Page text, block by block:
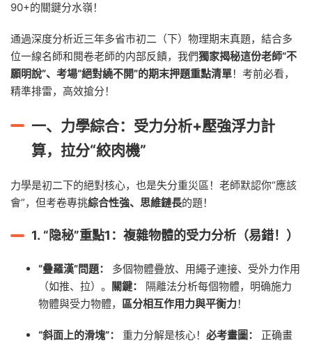
90+的關鍵分水嶺！
通過深度分析近三年多省市初二（下）物理期末真題，結合多
位一線名師和閱卷老師的内部反饋，我們獨家揭秘這份老師“不
願明說”、考場“絕對繞不開”的期末押題重點清單！考前必看，
精準排雷，高效搶分！
一、力學綜合：受力分析+壓強浮力計
算，拉分“絞肉機”
力學是初二下的絕對核心，也是失分重災區！老師默認你“應該
會”，但考卷專挑綜合性強、思維鏈長的題！
1. “隐秘”重點1：複雜物體的受力分析（易錯！）
“疊羅漢”問題：
多個物體疊放、用繩子連接、受外力作用
（如推、拉）。 關鍵：
隔離法分析每個物體，明确施力
物體與受力物體， 區分相互作用力與平衡力！
“斜面上的滑塊”： 重力分解是核心！ 必考畫圖：
正确畫